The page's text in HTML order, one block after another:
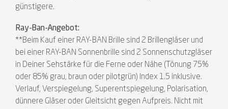
günstigere.
Ray-Ban-Angebot:
**Beim Kauf einer RAY-BAN Brille sind 2 Brillengläser und
bei einer RAY-BAN Sonnenbrille sind 2 Sonnenschutzgläser
in Deiner Sehstärke für die Ferne oder Nähe (Tönung 75%
oder 85% grau, braun oder pilotgrün) Index 1.5 inklusive.
Verlauf, Verspiegelung, Superentspiegelung, Polarisation,
dünnere Gläser oder Gleitsicht gegen Aufpreis. Nicht mit